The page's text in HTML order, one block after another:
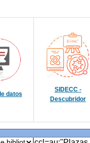
datos
SIDECC -
Descubridor